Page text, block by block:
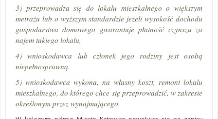
3) przeprowadza się do lokalu mieszkalnego o większym
metrażu lub o wyższym standardzie jeżeli wysokość dochodu
gospodarstwa domowego gwarantuje płatność czynszu za
najem takiego lokalu,
4) wnioskodawca lub członek jego rodziny jest osobą
niepełnosprawną.
5) wnioskodawca wykona, na własny koszt, remont lokalu
mieszkalnego, do którego chce się przeprowadzić, w zakresie
określonym przez wynajmującego.